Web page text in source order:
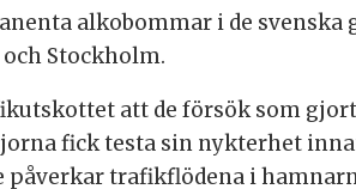
alkobommar i de svenska
Stockholm.
att de försök som
fick testa sin nykterhet
påverkar trafikflödena i